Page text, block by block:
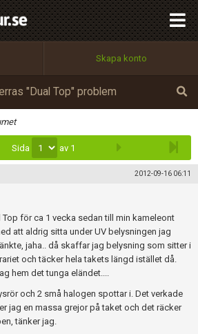
Skapa konto
"Dual Top" problem
Sida av 1
2012-09-16 06:11
Top för ca 1 vecka sedan till min kameleont
att aldrig sitta under UV belysningen jag
jaha.. då skaffar jag belysning som sitter i
och täcker hela takets längd istället då.
hem det tunga eländet....
och 2 små halogen spottar i. Det verkade
jag en massa grejor på taket och det räcker
tänker jag.
Infoga
Utför
100%
OK
Privacy Policy
Skapa konto
Tillbaka till förstasidan